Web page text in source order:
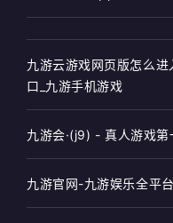
九游云游戏网页版怎么
口_九游手机游戏
九游会·(j9) - 真人游戏第
九游官网-九游娱乐全平